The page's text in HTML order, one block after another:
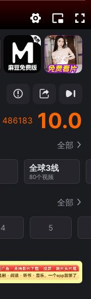
486183 10.0
全部
全球3线
80个视频
全部
4 5